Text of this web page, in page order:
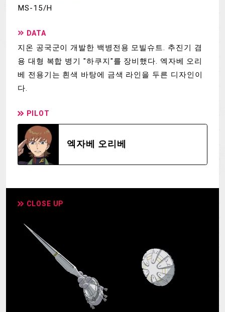
MS-15/H
DATA
지온 공국군이 개발한 백병전용 모빌슈트. 추진기 겸
용 대형 복합 병기 "하쿠지"를 장비했다. 엑자베 오리
베 전용기는 흰색 바탕에 금색 라인을 두른 디자인이
다.
PILOT
엑자베 오리베
CLOSE UP